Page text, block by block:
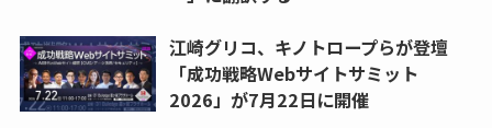
江崎グリコ、キノトロープらが登壇
「成功戦略Webサイトサミット
2026」が7月22日に開催